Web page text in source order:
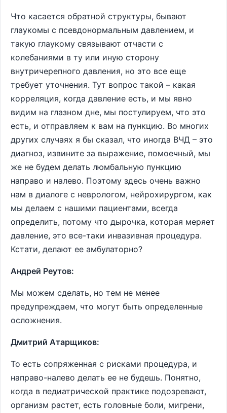
Что касается обратной структуры, бывают
глаукомы с псевдонормальным давлением, и
такую глаукому связывают отчасти с
колебаниями в ту или иную сторону
внутричерепного давления, но это все еще
требует уточнения. Тут вопрос такой – какая
корреляция, когда давление есть, и мы явно
видим на глазном дне, мы постулируем, что это
есть, и отправляем к вам на пункцию. Во многих
других случаях я бы сказал, что иногда ВЧД – это
диагноз, извините за выражение, помоечный, мы
же не будем делать люмбальную пункцию
направо и налево. Поэтому здесь очень важно
нам в диалоге с неврологом, нейрохирургом, как
мы делаем с нашими пациентами, всегда
определить, потому что дырочка, которая меряет
давление, это все-таки инвазивная процедура.
Кстати, делают ее амбулаторно?
Андрей Реутов:
Мы можем сделать, но тем не менее
предупреждаем, что могут быть определенные
осложнения.
Дмитрий Атарщиков:
То есть сопряженная с рисками процедура, и
направо-налево делать ее не будешь. Понятно,
когда в педиатрической практике подозревают,
организм растет, есть головные боли, мигрени,